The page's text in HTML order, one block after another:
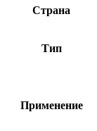
Страна
Тип
Применение